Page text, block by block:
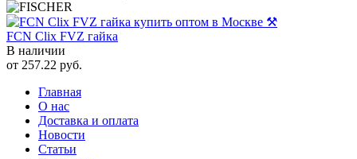
FCN Clix FVZ гайка
В наличии
от 257.22 руб.
Главная
О нас
Доставка и оплата
Новости
Статьи